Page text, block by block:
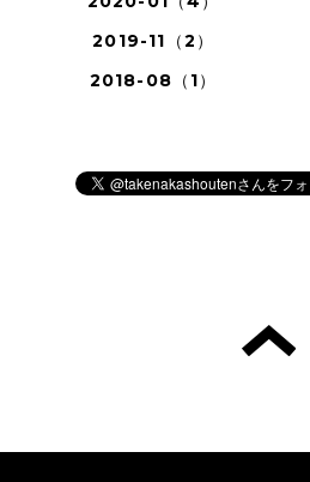
2019-11（2）
2018-08（1）